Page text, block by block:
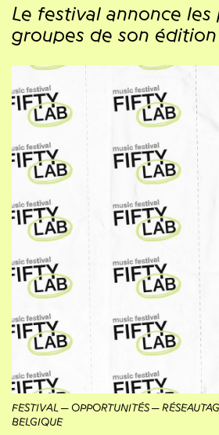
Le festival annonce les
groupes de son
FESTIVAL OPPORTUNITÉS
BELGIQUE